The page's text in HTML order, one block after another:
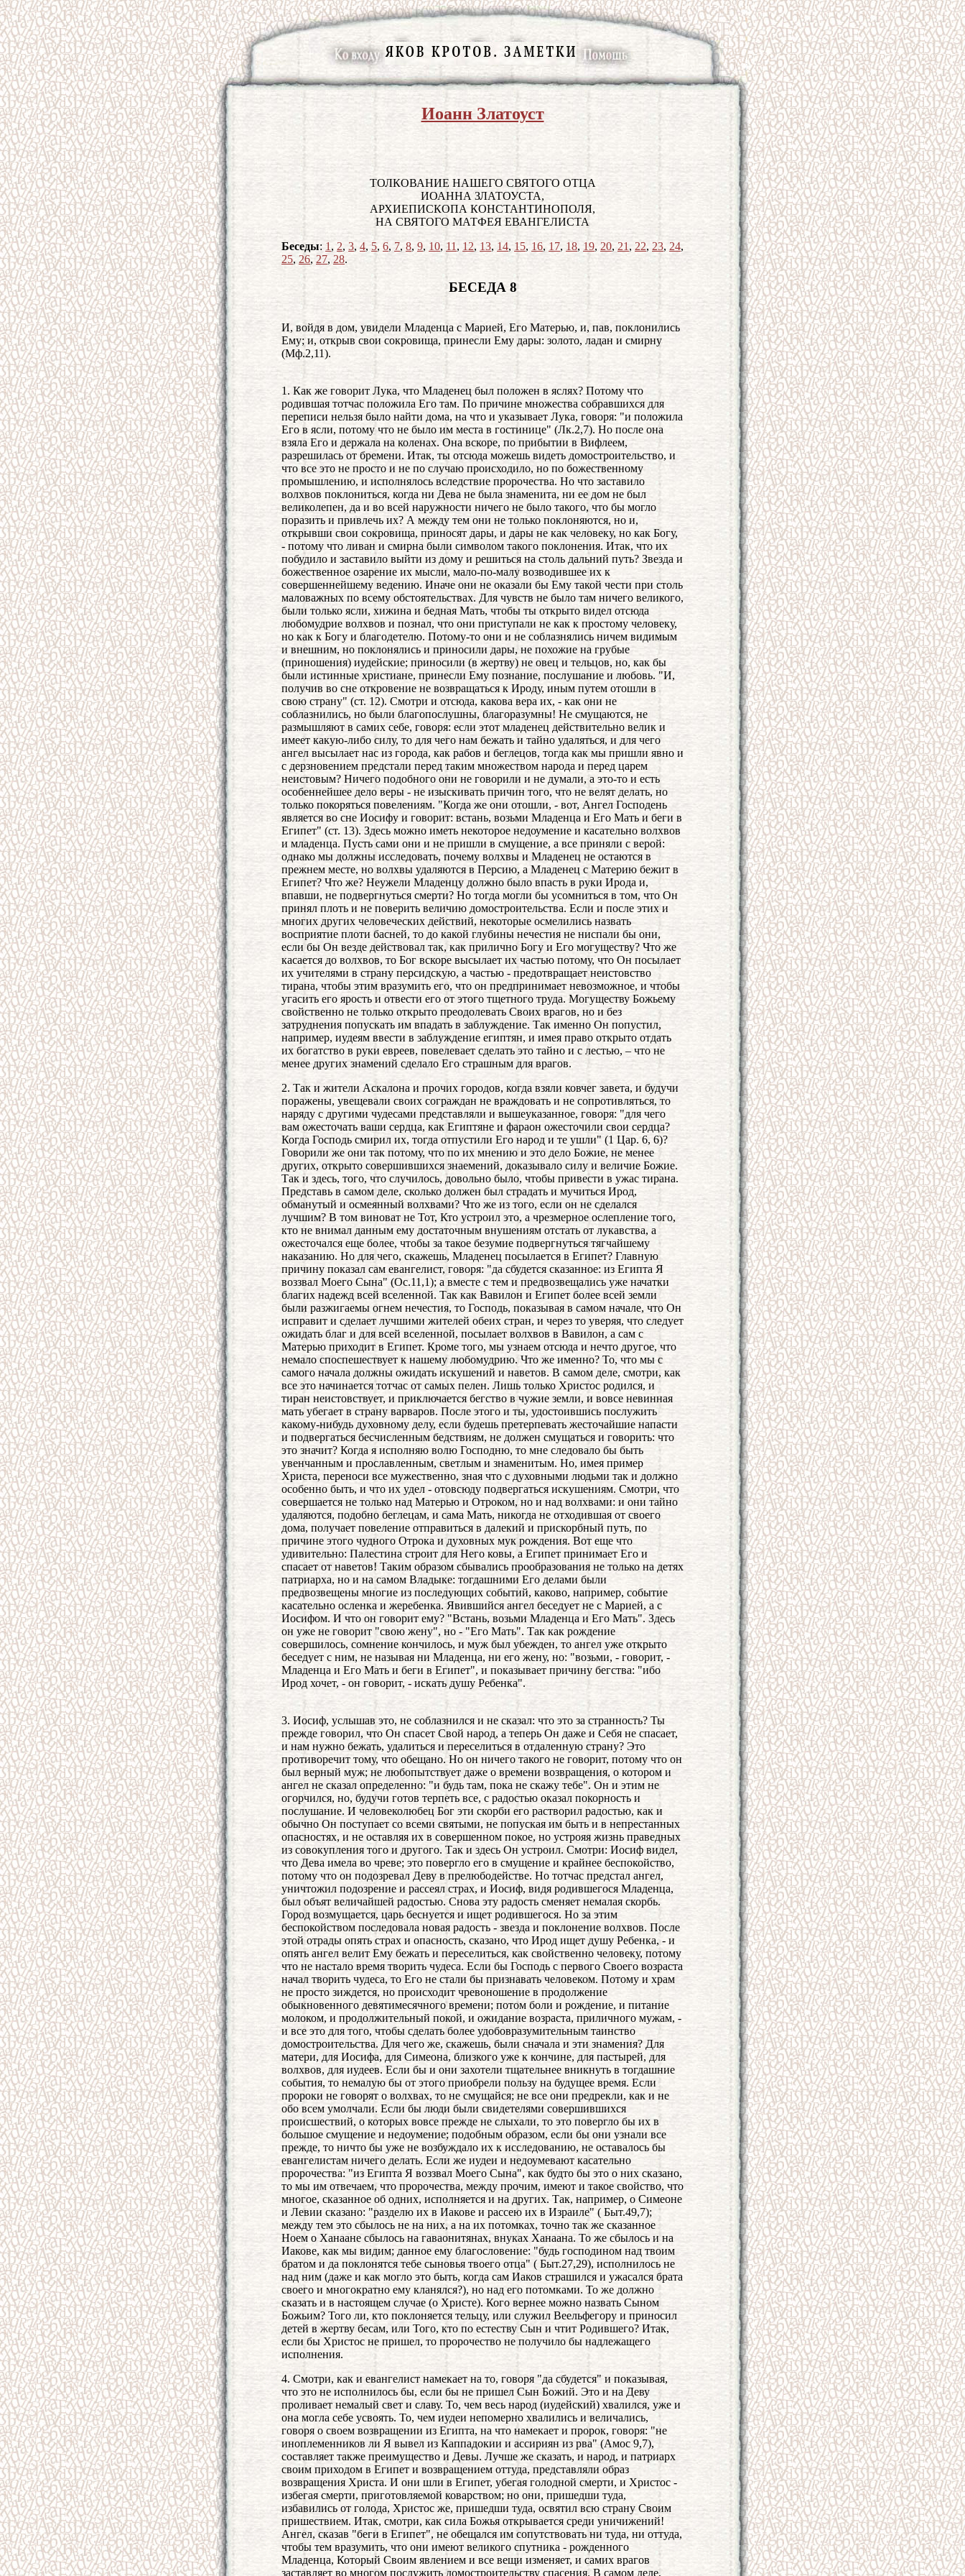
Иоанн Златоуст
ТОЛКОВАНИЕ НАШЕГО СВЯТОГО ОТЦА
ИОАННА ЗЛАТОУСТА,
АРХИЕПИСКОПА КОНСТАНТИНОПОЛЯ,
НА СВЯТОГО МАТФЕЯ ЕВАНГЕЛИСТА
Беседы: 1 , 2, 3, 4, 5, 6, 7, 8, 9, 10, 11 , 12, 13, 14, 15, 16, 17, 18, 19, 20, 21 , 22, 23, 24,
25, 26, 27, 28.
БЕСЕДА 8
И, войдя в дом, увидели Младенца с Марией, Его Матерью, и, пав, поклонились
Ему; и, открыв свои сокровища, принесли Ему дары: золото, ладан и смирну
(Мф.2,11).
1. Как же говорит Лука, что Младенец был положен в яслях? Потому что
родившая тотчас положила Его там. По причине множества собравшихся для
переписи нельзя было найти дома, на что и указывает Лука, говоря: "и положила
Его в ясли, потому что не было им места в гостинице" (Лк.2,7). Но после она
взяла Его и держала на коленах. Она вскоре, по прибытии в Вифлеем,
разрешилась от бремени. Итак, ты отсюда можешь видеть домостроительство, и
что все это не просто и не по случаю происходило, но по божественному
промышлению, и исполнялось вследствие пророчества. Но что заставило
волхвов поклониться, когда ни Дева не была знаменита, ни ее дом не был
великолепен, да и во всей наружности ничего не было такого, что бы могло
поразить и привлечь их? А между тем они не только поклоняются, но и,
открывши свои сокровища, приносят дары, и дары не как человеку, но как Богу,
- потому что ливан и смирна были символом такого поклонения. Итак, что их
побудило и заставило выйти из дому и решиться на столь дальний путь? Звезда и
божественное озарение их мысли, мало-по-малу возводившее их к
совершеннейшему ведению. Иначе они не оказали бы Ему такой чести при столь
маловажных по всему обстоятельствах. Для чувств не было там ничего великого,
были только ясли, хижина и бедная Мать, чтобы ты открыто видел отсюда
любомудрие волхвов и познал, что они приступали не как к простому человеку,
но как к Богу и благодетелю. Потому-то они и не соблазнялись ничем видимым
и внешним, но поклонялись и приносили дары, не похожие на грубые
(приношения) иудейские; приносили (в жертву) не овец и тельцов, но, как бы
были истинные христиане, принесли Ему познание, послушание и любовь. "И,
получив во сне откровение не возвращаться к Ироду, иным путем отошли в
свою страну" (ст. 12). Смотри и отсюда, какова вера их, - как они не
соблазнились, но были благопослушны, благоразумны! Не смущаются, не
размышляют в самих себе, говоря: если этот младенец действительно велик и
имеет какую-либо силу, то для чего нам бежать и тайно удаляться, и для чего
ангел высылает нас из города, как рабов и беглецов, тогда как мы пришли явно и
с дерзновением предстали перед таким множеством народа и перед царем
неистовым? Ничего подобного они не говорили и не думали, а это-то и есть
особеннейшее дело веры - не изыскивать причин того, что не велят делать, но
только покоряться повелениям. "Когда же они отошли, - вот, Ангел Господень
является во сне Иосифу и говорит: встань, возьми Младенца и Его Мать и беги в
Египет" (ст. 13). Здесь можно иметь некоторое недоумение и касательно волхвов
и младенца. Пусть сами они и не пришли в смущение, а все приняли с верой:
однако мы должны исследовать, почему волхвы и Младенец не остаются в
прежнем месте, но волхвы удаляются в Персию, а Младенец с Материю бежит в
Египет? Что же? Неужели Младенцу должно было впасть в руки Ирода и,
впавши, не подвергнуться смерти? Но тогда могли бы усомниться в том, что Он
принял плоть и не поверить величию домостроительства. Если и после этих и
многих других человеческих действий, некоторые осмелились назвать
восприятие плоти басней, то до какой глубины нечестия не ниспали бы они,
если бы Он везде действовал так, как прилично Богу и Его могуществу? Что же
касается до волхвов, то Бог вскоре высылает их частью потому, что Он посылает
их учителями в страну персидскую, а частью - предотвращает неистовство
тирана, чтобы этим вразумить его, что он предпринимает невозможное, и чтобы
угасить его ярость и отвести его от этого тщетного труда. Могуществу Божьему
свойственно не только открыто преодолевать Своих врагов, но и без
затруднения попускать им впадать в заблуждение. Так именно Он попустил,
например, иудеям ввести в заблуждение египтян, и имея право открыто отдать
их богатство в руки евреев, повелевает сделать это тайно и с лестью, – что не
менее других знамений сделало Его страшным для врагов.
2. Так и жители Аскалона и прочих городов, когда взяли ковчег завета, и будучи
поражены, увещевали своих сограждан не враждовать и не сопротивляться, то
наряду с другими чудесами представляли и вышеуказанное, говоря: "для чего
вам ожесточать ваши сердца, как Египтяне и фараон ожесточили свои сердца?
Когда Господь смирил их, тогда отпустили Его народ и те ушли" (1 Цар. 6, 6)?
Говорили же они так потому, что по их мнению и это дело Божие, не менее
других, открыто совершившихся знаемений, доказывало силу и величие Божие.
Так и здесь, того, что случилось, довольно было, чтобы привести в ужас тирана.
Представь в самом деле, сколько должен был страдать и мучиться Ирод,
обманутый и осмеянный волхвами? Что же из того, если он не сделался
лучшим? В том виноват не Тот, Кто устроил это, а чрезмерное ослепление того,
кто не внимал данным ему достаточным внушениям отстать от лукавства, а
ожесточался еще более, чтобы за такое безумие подвергнуться тягчайшему
наказанию. Но для чего, скажешь, Младенец посылается в Египет? Главную
причину показал сам евангелист, говоря: "да сбудется сказанное: из Египта Я
воззвал Моего Сына" (Ос.11,1); а вместе с тем и предвозвещались уже начатки
благих надежд всей вселенной. Так как Вавилон и Египет более всей земли
были разжигаемы огнем нечестия, то Господь, показывая в самом начале, что Он
исправит и сделает лучшими жителей обеих стран, и через то уверяя, что следует
ожидать благ и для всей вселенной, посылает волхвов в Вавилон, а сам с
Матерью приходит в Египет. Кроме того, мы узнаем отсюда и нечто другое, что
немало споспешествует к нашему любомудрию. Что же именно? То, что мы с
самого начала должны ожидать искушений и наветов. В самом деле, смотри, как
все это начинается тотчас от самых пелен. Лишь только Христос родился, и
тиран неистовствует, и приключается бегство в чужие земли, и вовсе невинная
мать убегает в страну варваров. После этого и ты, удостоившись послужить
какому-нибудь духовному делу, если будешь претерпевать жесточайшие напасти
и подвергаться бесчисленным бедствиям, не должен смущаться и говорить: что
это значит? Когда я исполняю волю Господню, то мне следовало бы быть
увенчанным и прославленным, светлым и знаменитым. Но, имея пример
Христа, переноси все мужественно, зная что с духовными людьми так и должно
особенно быть, и что их удел - отовсюду подвергаться искушениям. Смотри, что
совершается не только над Матерью и Отроком, но и над волхвами: и они тайно
удаляются, подобно беглецам, и сама Мать, никогда не отходившая от своего
дома, получает повеление отправиться в далекий и прискорбный путь, по
причине этого чудного Отрока и духовных мук рождения. Вот еще что
удивительно: Палестина строит для Него ковы, а Египет принимает Его и
спасает от наветов! Таким образом сбывались прообразования не только на детях
патриарха, но и на самом Владыке: тогдашними Его делами были
предвозвещены многие из последующих событий, каково, например, событие
касательно осленка и жеребенка. Явившийся ангел беседует не с Марией, а с
Иосифом. И что он говорит ему? "Встань, возьми Младенца и Его Мать". Здесь
он уже не говорит "свою жену", но - "Его Мать". Так как рождение
совершилось, сомнение кончилось, и муж был убежден, то ангел уже открыто
беседует с ним, не называя ни Младенца, ни его жену, но: "возьми, - говорит, -
Младенца и Его Мать и беги в Египет", и показывает причину бегства: "ибо
Ирод хочет, - он говорит, - искать душу Ребенка".
3. Иосиф, услышав это, не соблазнился и не сказал: что это за странность? Ты
прежде говорил, что Он спасет Свой народ, а теперь Он даже и Себя не спасает,
и нам нужно бежать, удалиться и переселиться в отдаленную страну? Это
противоречит тому, что обещано. Но он ничего такого не говорит, потому что он
был верный муж; не любопытствует даже о времени возвращения, о котором и
ангел не сказал определенно: "и будь там, пока не скажу тебе". Он и этим не
огорчился, но, будучи готов терпеть все, с радостью оказал покорность и
послушание. И человеколюбец Бог эти скорби его растворил радостью, как и
обычно Он поступает со всеми святыми, не попуская им быть и в непрестанных
опасностях, и не оставляя их в совершенном покое, но устрояя жизнь праведных
из совокупления того и другого. Так и здесь Он устроил. Смотри: Иосиф видел,
что Дева имела во чреве; это повергло его в смущение и крайнее беспокойство,
потому что он подозревал Деву в прелюбодействе. Но тотчас предстал ангел,
уничтожил подозрение и рассеял страх, и Иосиф, видя родившегося Младенца,
был объят величайшей радостью. Снова эту радость сменяет немалая скорбь.
Город возмущается, царь беснуется и ищет родившегося. Но за этим
беспокойством последовала новая радость - звезда и поклонение волхвов. После
этой отрады опять страх и опасность, сказано, что Ирод ищет душу Ребенка, - и
опять ангел велит Ему бежать и переселиться, как свойственно человеку, потому
что не настало время творить чудеса. Если бы Господь с первого Своего возраста
начал творить чудеса, то Его не стали бы признавать человеком. Потому и храм
не просто зиждется, но происходит чревоношение в продолжение
обыкновенного девятимесячного времени; потом боли и рождение, и питание
молоком, и продолжительный покой, и ожидание возраста, приличного мужам, -
и все это для того, чтобы сделать более удобовразумительным таинство
домостроительства. Для чего же, скажешь, были сначала и эти знамения? Для
матери, для Иосифа, для Симеона, близкого уже к кончине, для пастырей, для
волхвов, для иудеев. Если бы и они захотели тщательнее вникнуть в тогдашние
события, то немалую бы от этого приобрели пользу на будущее время. Если
пророки не говорят о волхвах, то не смущайся; не все они предрекли, как и не
обо всем умолчали. Если бы люди были свидетелями совершившихся
происшествий, о которых вовсе прежде не слыхали, то это повергло бы их в
большое смущение и недоумение; подобным образом, если бы они узнали все
прежде, то ничто бы уже не возбуждало их к исследованию, не оставалось бы
евангелистам ничего делать. Если же иудеи и недоумевают касательно
пророчества: "из Египта Я воззвал Моего Сына", как будто бы это о них сказано,
то мы им отвечаем, что пророчества, между прочим, имеют и такое свойство, что
многое, сказанное об одних, исполняется и на других. Так, например, о Симеоне
и Левии сказано: "разделю их в Иакове и рассею их в Израиле" ( Быт.49,7);
между тем это сбылось не на них, а на их потомках, точно так же сказанное
Ноем о Ханаане сбылось на гаваонитянах, внуках Ханаана. То же сбылось и на
Иакове, как мы видим; данное ему благословение: "будь господином над твоим
братом и да поклонятся тебе сыновья твоего отца" ( Быт.27,29), исполнилось не
над ним (даже и как могло это быть, когда сам Иаков страшился и ужасался брата
своего и многократно ему кланялся?), но над его потомками. То же должно
сказать и в настоящем случае (о Христе). Кого вернее можно назвать Сыном
Божьим? Того ли, кто поклоняется тельцу, или служил Веельфегору и приносил
детей в жертву бесам, или Того, кто по естеству Сын и чтит Родившего? Итак,
если бы Христос не пришел, то пророчество не получило бы надлежащего
исполнения.
4. Смотри, как и евангелист намекает на то, говоря "да сбудется" и показывая,
что это не исполнилось бы, если бы не пришел Сын Божий. Это и на Деву
проливает немалый свет и славу. То, чем весь народ (иудейский) хвалился, уже и
она могла себе усвоять. То, чем иудеи непомерно хвалились и величались,
говоря о своем возвращении из Египта, на что намекает и пророк, говоря: "не
иноплеменников ли Я вывел из Каппадокии и ассириян из рва" (Амос 9,7),
составляет также преимущество и Девы. Лучше же сказать, и народ, и патриарх
своим приходом в Египет и возвращением оттуда, представляли образ
возвращения Христа. И они шли в Египет, убегая голодной смерти, и Христос -
избегая смерти, приготовляемой коварством; но они, пришедши туда,
избавились от голода, Христос же, пришедши туда, освятил всю страну Своим
пришествием. Итак, смотри, как сила Божья открывается среди уничижений!
Ангел, сказав "беги в Египет", не обещался им сопутствовать ни туда, ни оттуда,
чтобы тем вразумить, что они имеют великого спутника - рожденного
Младенца, Который Своим явлением и все вещи изменяет, и самих врагов
заставляет во многом послужить домостроительству спасения. В самом деле,